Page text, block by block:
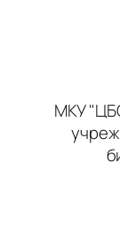
МКУ